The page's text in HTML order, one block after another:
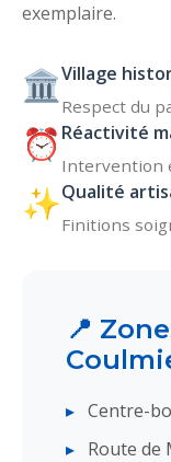
exemplaire.
🏛️Village
Respect du
⏰ Réactivité
Intervention
✨Qualité
Finitions
📍
Centre-
Route de